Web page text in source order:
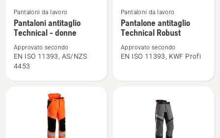
Vedi
maggiori
dettagli
Pantaloni
antitaglio
Pantaloni da lavoro
Pantaloni antitaglio
Technical - donne
Approvato secondo
EN ISO 11393, AS/NZS
4453
Vedi
maggiori
dettagli
Pantalone
Pantaloni da lavoro
Pantalone antitaglio
Technical Robust
Approvato secondo
EN ISO 11393, KWF Profi